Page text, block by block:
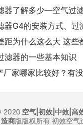
器了解多少—空气过
距为什么这么大 这些
滤器的一些基本知识
厂家哪家比较好？有
2020 空气|初效|中效|高
造商版版权所有 初效空气